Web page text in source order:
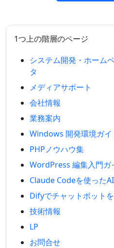
1つ上の階層のページ
システム開発・ホーム
タ
メディアサポート
会社情報
業務案内
Windows 開発環境ガイ
PHPノウハウ集
WordPress 編集入門ガ
Claude Codeを使った
Difyでチャットボット
技術情報
LP
お問合せ